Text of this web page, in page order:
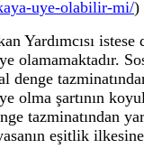
uye-olabilir-mi/)
Yardımcısı
olamamaktadır.
denge
olma şartının
tazminatından
eşitlik ilkesine